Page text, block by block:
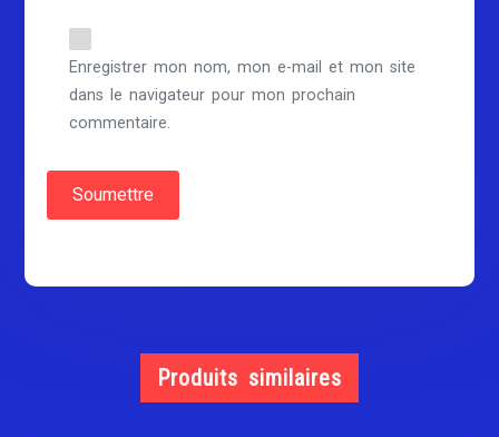
Enregistrer mon nom, mon e-mail et mon site
dans le navigateur pour mon prochain
commentaire.
Produits similaires